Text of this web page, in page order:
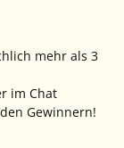
mehr als 3
im Chat
Gewinnern!